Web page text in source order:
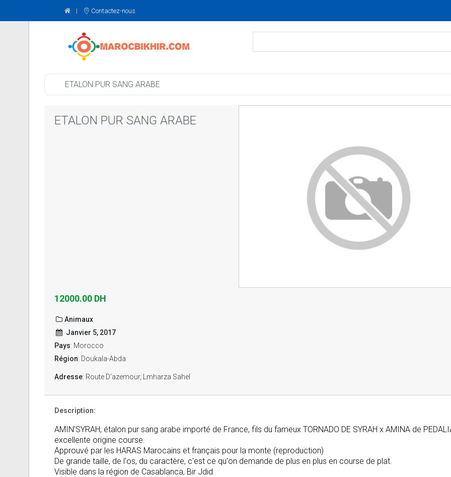
Contactez-nous
ETALON PUR SANG ARABE
ETALON PUR SANG ARABE
12000.00 DH
Animaux
Janvier 5, 2017
Pays: Morocco
Région: Doukala-Abda
Adresse: Route D'azemour, Lmharza Sahel
Description:
AMIN'SYRAH, étalon pur sang arabe importé de France, fils du fameux TORNADO DE SYRAH x AMINA de
excellente origine course.
Approuvé par les HARAS Marocains et français pour la monte (reproduction)
De grande taille, de l'os, du caractère, c'est ce qu'on demande de plus en plus en course de plat.
Visible dans la région de Casablanca, Bir Jdid